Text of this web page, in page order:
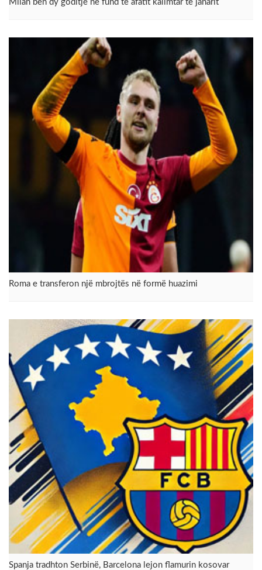
Milan bën dy goditje në fund të afatit kalimtar të janarit
Roma e transferon një mbrojtës në formë huazimi
Spanja tradhton Serbinë, Barcelona lejon flamurin kosovar